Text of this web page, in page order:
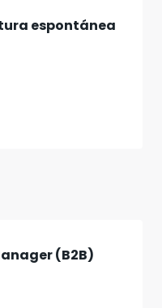
espontánea
(B2B)